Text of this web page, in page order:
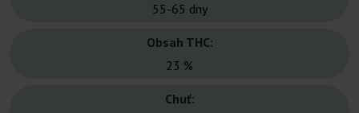
55-65 dny
Obsah THC:
23 %
Chuť: